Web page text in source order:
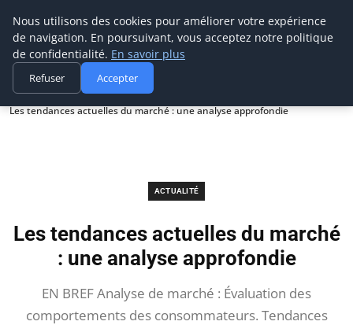
Prospection Pro
Accueil
Actualité
Les tendances actuelles du marché : une analyse approfondie
ACTUALITÉ
Les tendances actuelles du marché
: une analyse approfondie
EN BREF Analyse de marché : Évaluation des
comportements des consommateurs. Tendances
Nous utilisons des cookies pour améliorer votre expérience
de navigation. En poursuivant, vous acceptez notre politique
de confidentialité. En savoir plus
Refuser Accepter